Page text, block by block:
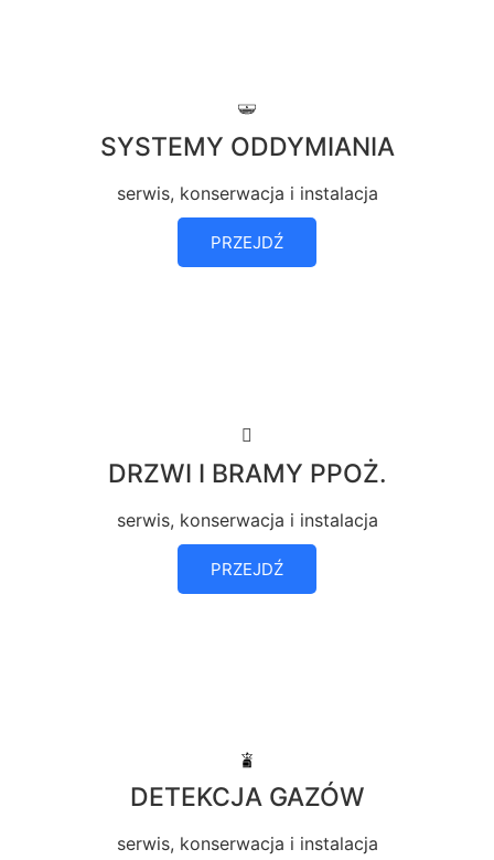
SYSTEMY ODDYMIANIA
serwis, konserwacja i instalacja
PRZEJDŹ
DRZWI I BRAMY PPOŻ.
serwis, konserwacja i instalacja
PRZEJDŹ
DETEKCJA GAZÓW
serwis, konserwacja i instalacja